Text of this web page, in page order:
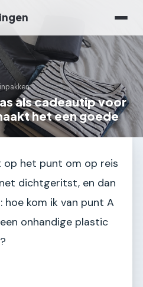
als cadeautip voor
het een goede
op het punt om op reis
dichtgeritst, en dan
hoe kom ik van punt A
onhandige plastic